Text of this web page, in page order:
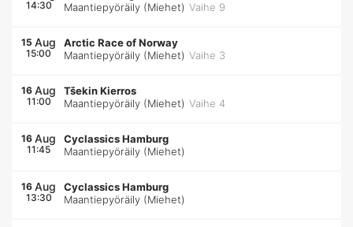
14:30
Maantiepyöräily (Miehet) Vaihe 9
15 Aug
15:00
Arctic Race of Norway
Maantiepyöräily (Miehet) Vaihe 3
16 Aug
11:00
Tšekin Kierros
Maantiepyöräily (Miehet) Vaihe 4
16 Aug
11:45
Cyclassics Hamburg
Maantiepyöräily (Miehet)
16 Aug
13:30
Cyclassics Hamburg
Maantiepyöräily (Miehet)